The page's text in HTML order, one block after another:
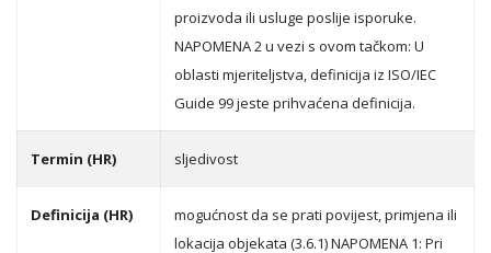
proizvoda ili usluge poslije isporuke.
NAPOMENA 2 u vezi s ovom tačkom: U
oblasti mjeriteljstva, definicija iz ISO/IEC
Guide 99 jeste prihvaćena definicija.
Termin (HR) sljedivost
Definicija (HR)
mogućnost da se prati povijest, primjena ili
lokacija objekata (3.6.1) NAPOMENA 1: Pri